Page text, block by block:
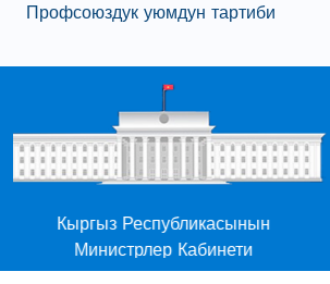
Профсоюздук уюмдун тартиби
Республикасынын
Кабинети